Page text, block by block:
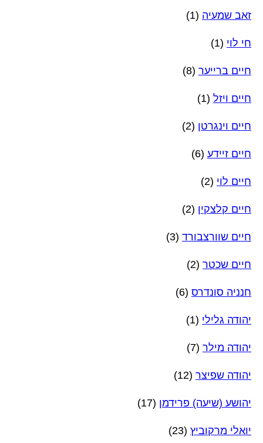
זאב שמעיה (1)
חי לוי (1)
חיים ברייער (8)
חיים ויזל (1)
חיים וינגרטן (2)
חיים זיידע (6)
חיים לוי (2)
חיים קלצקין (2)
חיים שוורצבורד (3)
חיים שכטר (2)
חנניה סונדרס (6)
יהודה גלילי (1)
יהודה מילר (7)
יהודה שפיצר (12)
יהושע (שיעה) פרידמן (17)
יואלי מרקוביץ (23)